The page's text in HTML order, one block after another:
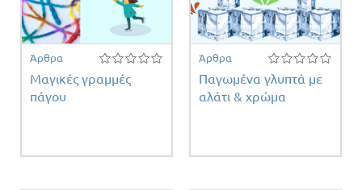
Άρθρα
Μαγικές γραμμές
πάγου
Άρθρα
Παγωμένα γλυπτά με
αλάτι & χρώμα